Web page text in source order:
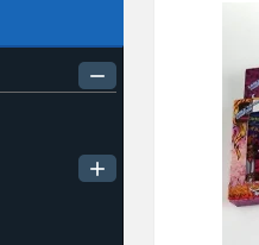
remove
add